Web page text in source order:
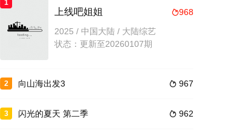
1
968
上线吧姐姐
2025 / 中国大陆 / 大陆综艺
状态：更新至20260107期
2  967
向山海出发3
3  962
闪光的夏天 第二季